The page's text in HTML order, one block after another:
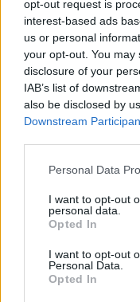
opt-out request is
interest-based ads
us or personal
your opt-out. You
disclosure of your
IAB’s list of
also be disclosed by
Downstream
Please note that this
not limited to your
grant or deny
use your data for
consent section.
Personal Data
I want to opt-out
personal data.
Opted In
I want to opt-out
Personal Data.
Opted In
πενήντα χρόνια
κατάσταση
ανάπλασης και
λειτουργικού
νησίδες
ιστορικούς